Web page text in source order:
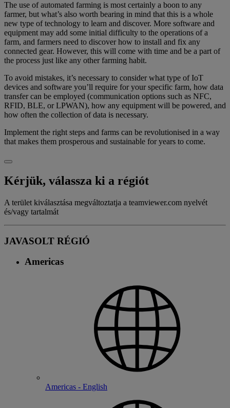
The use of automated farming is most certainly a boon to any
farmer, but what’s also worth bearing in mind that this is a whole
new type of technology to learn and discover. More software and
equipment may add some initial difficulty to the operations of a
farm, and farmers need to discover how to install and fix any
connected gear. However, this will come with time and be a part of
the process just like any other farming habit.
To avoid mistakes, it’s necessary to consider what type of IoT
devices and software you’ll require for your specific farm, how data
transfer can be employed (communication options such as NFC,
RFID, BLE, or LPWAN), how any equipment will be powered, and
how often the collection of data is necessary.
Implement the right steps and farms can be revolutionised in a way
that makes them prosperous and sustainable for years to come.
Kérjük, válassza ki a régiót
A terület kiválasztása megváltoztatja a teamviewer.com nyelvét
és/vagy tartalmát
JAVASOLT RÉGIÓ
Americas
Americas - English